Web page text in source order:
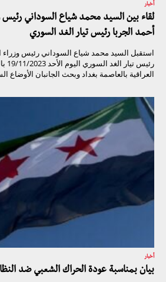
أخبار
لقاء بين السيد محمد شياع السوداني رئيس
أحمد الجربا رئيس تيار الغد السوري
استقبل السيد محمد شياع السوداني رئيس وزراء
العراقية بالعاصمة بغداد وبحث الجانبان الأوضاع
أخبار
بيان بمناسبة عودة الحراك الشعبي ضد